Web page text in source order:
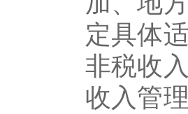
定具体
非税收
收入管